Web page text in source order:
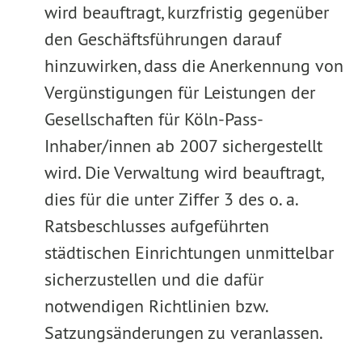
wird beauftragt, kurzfristig gegenüber
den Geschäftsführungen darauf
hinzuwirken, dass die Anerkennung von
Vergünstigungen für Leistungen der
Gesellschaften für Köln-Pass-
Inhaber/innen ab 2007 sichergestellt
wird. Die Verwaltung wird beauftragt,
dies für die unter Ziffer 3 des o. a.
Ratsbeschlusses aufgeführten
städtischen Einrichtungen unmittelbar
sicherzustellen und die dafür
notwendigen Richtlinien bzw.
Satzungsänderungen zu veranlassen.